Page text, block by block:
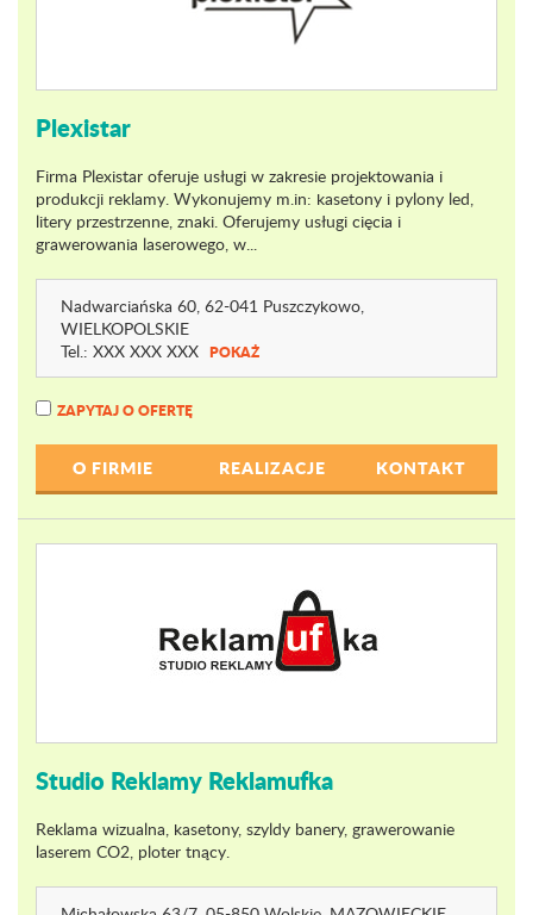
Plexistar
Firma Plexistar oferuje usługi w zakresie projektowania i
produkcji reklamy. Wykonujemy m.in: kasetony i pylony led,
litery przestrzenne, znaki. Oferujemy usługi cięcia i
grawerowania laserowego, w...
Nadwarciańska 60, 62-041 Puszczykowo,
WIELKOPOLSKIE
Tel.: XXX XXX XXX POKAŻ
ZAPYTAJ O OFERTĘ
O FIRMIE REALIZACJE KONTAKT
Studio Reklamy Reklamufka
Reklama wizualna, kasetony, szyldy banery, grawerowanie
laserem CO2, ploter tnący.